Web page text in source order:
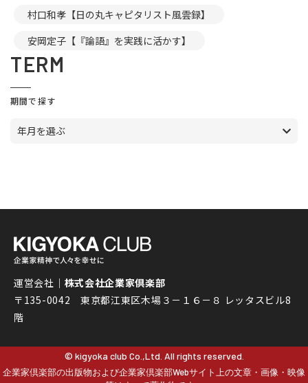
村口和孝【日の丸キャピタリスト風雲録】
安岡定子【『論語』を実践に活かす】
TERM
期間で探す
年月を選ぶ
運営会社｜ 株式会社企業家倶楽部
〒135-0042 東京都江東区木場３－１６－８ レッタスビル8
階
© kigyoka club Co.,Ltd. All rights reserved.
企業家倶楽部の出版物および企業家倶楽部Webサイト上の文章・画像・映像